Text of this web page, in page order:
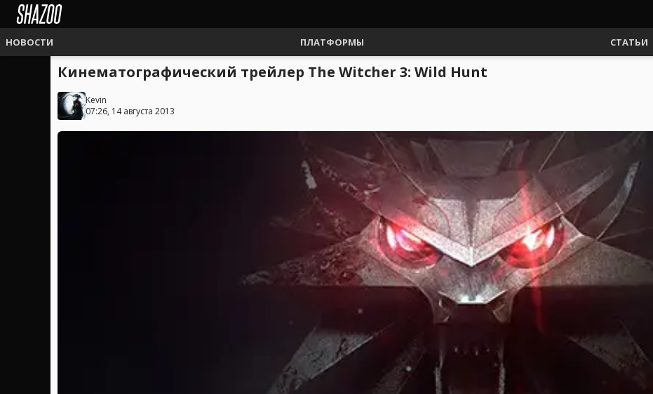
НОВОСТИ ПЛАТФОРМЫ СТАТЬИ
Кинематографический трейлер The Witcher 3: Wild Hunt
Kevin
07:26, 14 августа 2013